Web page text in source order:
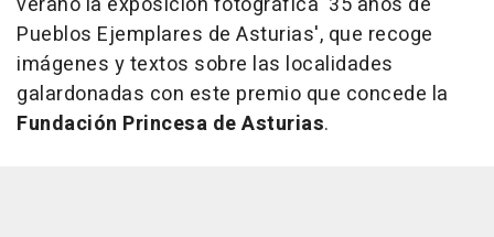
Pueblos Ejemplares de Asturias', que recoge
imágenes y textos sobre las localidades
galardonadas con este premio que concede la
Fundación Princesa de Asturias.